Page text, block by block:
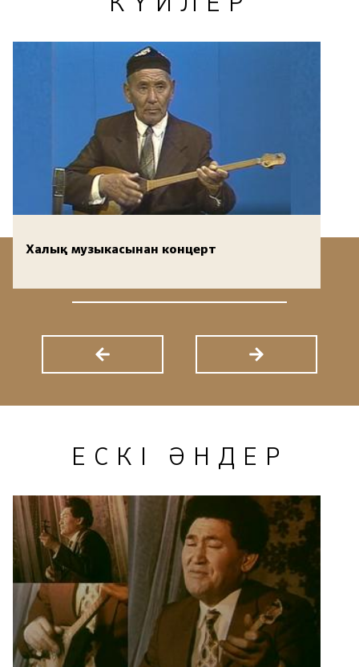
КҮЙЛЕР
Халық музыкасынан концерт
ЕСКІ ӘНДЕР